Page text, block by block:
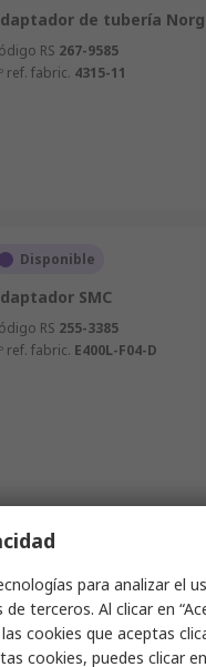
de tubería
RS 267-9585
ref. fabric. 4315-11
Disponible
SMC
RS 255-3385
ref. fabric. E400L-F04-D
Disponible
de montaje en panel
RS 196-9809
4348-89
para analizar el
terceros. Al clicar en
cookies que aceptas
cookies, puedes clicar